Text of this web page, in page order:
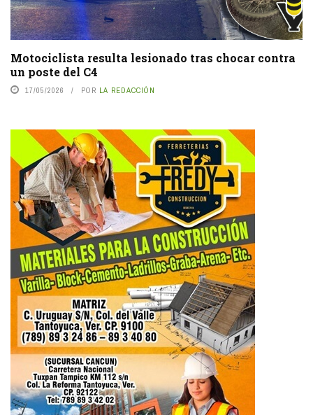
Motociclista resulta lesionado tras chocar contra
un poste del C4
17/05/2026 POR LA REDACCIÓN